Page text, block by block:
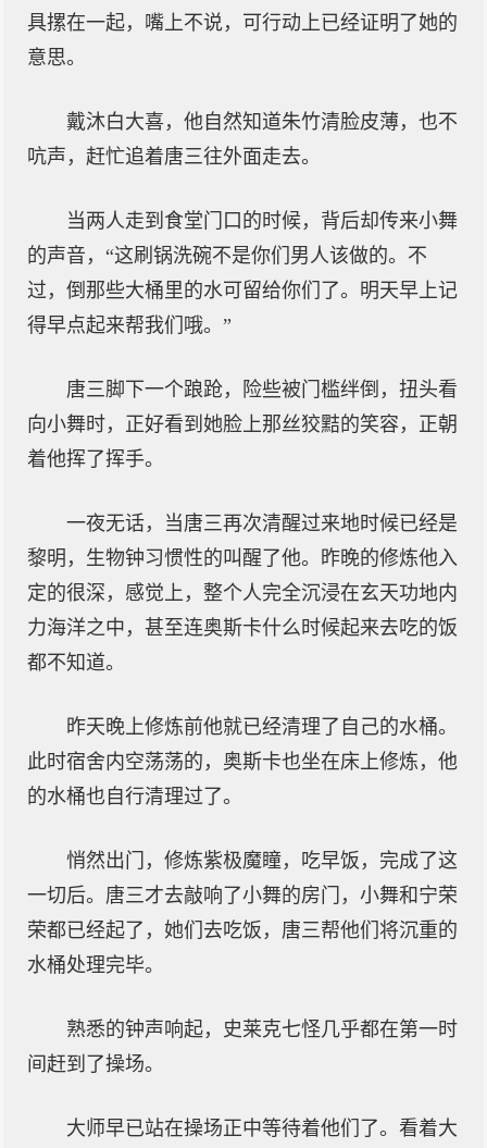
具摞在一起，嘴上不说，可行动上已经证明了她的
意思。
戴沐白大喜，他自然知道朱竹清脸皮薄，也不
吭声，赶忙追着唐三往外面走去。
当两人走到食堂门口的时候，背后却传来小舞
的声音，“这刷锅洗碗不是你们男人该做的。不
过，倒那些大桶里的水可留给你们了。明天早上记
得早点起来帮我们哦。”
唐三脚下一个踉跄，险些被门槛绊倒，扭头看
向小舞时，正好看到她脸上那丝狡黠的笑容，正朝
着他挥了挥手。
一夜无话，当唐三再次清醒过来地时候已经是
黎明，生物钟习惯性的叫醒了他。昨晚的修炼他入
定的很深，感觉上，整个人完全沉浸在玄天功地内
力海洋之中，甚至连奥斯卡什么时候起来去吃的饭
都不知道。
昨天晚上修炼前他就已经清理了自己的水桶。
此时宿舍内空荡荡的，奥斯卡也坐在床上修炼，他
的水桶也自行清理过了。
悄然出门，修炼紫极魔瞳，吃早饭，完成了这
一切后。唐三才去敲响了小舞的房门，小舞和宁荣
荣都已经起了，她们去吃饭，唐三帮他们将沉重的
水桶处理完毕。
熟悉的钟声响起，史莱克七怪几乎都在第一时
间赶到了操场。
大师早已站在操场正中等待着他们了。看着大